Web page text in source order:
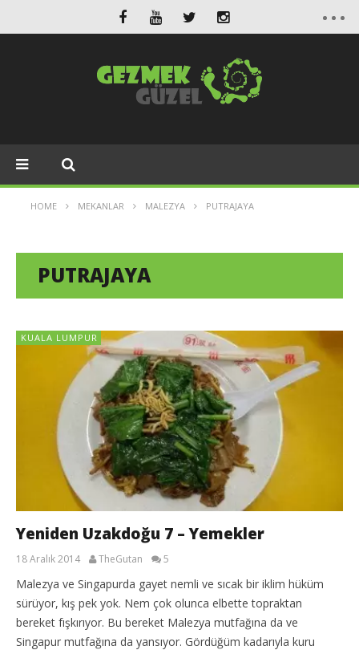
HOME MEKANLAR MALEZYA PUTRAJAYA
PUTRAJAYA
KUALA LUMPUR
Yeniden Uzakdoğu 7 – Yemekler
18 Aralık 2014 TheGutan 5
Malezya ve Singapurda gayet nemli ve sıcak bir iklim hüküm
sürüyor, kış pek yok. Nem çok olunca elbette topraktan
bereket fışkırıyor. Bu bereket Malezya mutfağına da ve
Singapur mutfağına da yansıyor. Gördüğüm kadarıyla kuru